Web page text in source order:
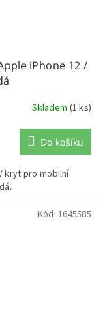
iPhone 12 /
Skladem (1 ks)
Do košíku
kryt pro mobilní
Kód: 1645585